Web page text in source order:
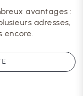
avantages :
adresses,
encore.